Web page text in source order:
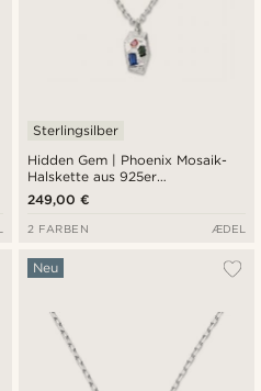
Hidden Gem | Phoenix Mosaik-
Halskette aus 925er
Sterlingsilber
Sterlingsilber
249,00 €
2 FARBEN ÆDEL
Neu